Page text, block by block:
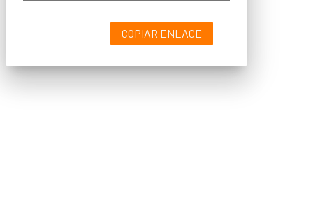
COPIAR ENLACE